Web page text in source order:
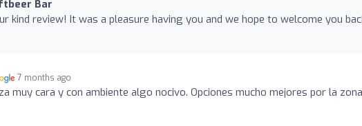
Bar
kind review! It was a pleasure having you and we hope to welcome you
7 months ago
muy cara y con ambiente algo nocivo. Opciones mucho mejores por la